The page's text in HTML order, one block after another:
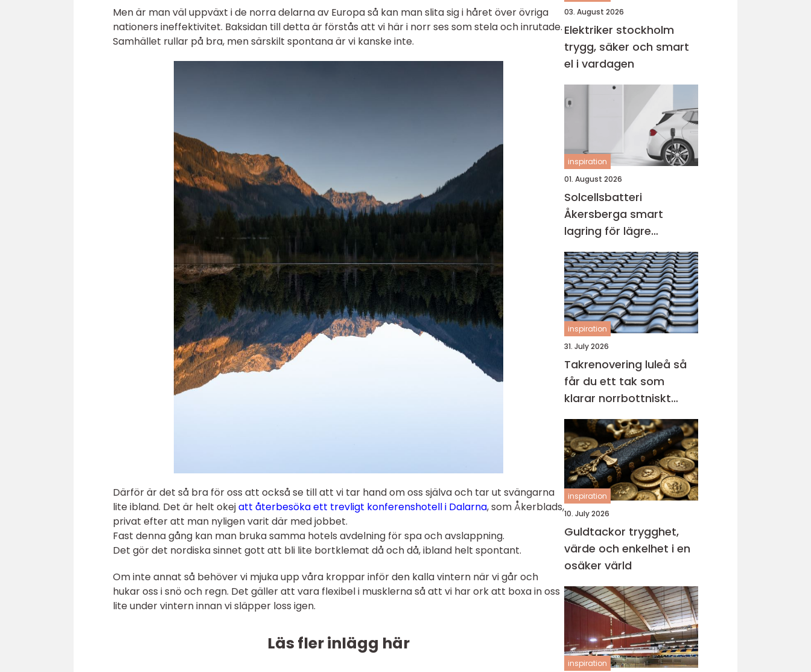
Men är man väl uppväxt i de norra delarna av Europa så kan man slita sig i håret över övriga
nationers ineffektivitet. Baksidan till detta är förstås att vi här i norr ses som stela och inrutade.
Samhället rullar på bra, men särskilt spontana är vi kanske inte.
Därför är det så bra för oss att också se till att vi tar hand om oss själva och tar ut svängarna
lite ibland. Det är helt okejatt återbesöka ett trevligt konferenshotell i Dalarna, som Åkerblads,
privat efter att man nyligen varit där med jobbet.
Fast denna gång kan man bruka samma hotels avdelning för spa och avslappning.
Det gör det nordiska sinnet gott att bli lite bortklemat då och då, ibland helt spontant.
Om inte annat så behöver vi mjuka upp våra kroppar inför den kalla vintern när vi går och
hukar oss i snö och regn. Det gäller att vara flexibel i musklerna så att vi har ork att boxa in oss
lite under vintern innan vi släpper loss igen.
Läs fler inlägg här
03. August 2026
Elektriker stockholm
trygg, säker och smart
el i vardagen
inspiration
01. August 2026
Solcellsbatteri
Åkersberga smart
lagring för lägre
elkostnad året runt
inspiration
31. July 2026
Takrenovering luleå så
får du ett tak som
klarar norrbottniskt
klimat
inspiration
10. July 2026
Guldtackor trygghet,
värde och enkelhet i en
osäker värld
inspiration